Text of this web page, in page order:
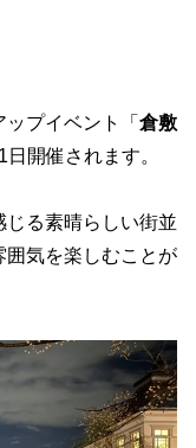
プイベント「 倉敷
開催されます。
る素晴らしい街並
囲気を楽しむことが